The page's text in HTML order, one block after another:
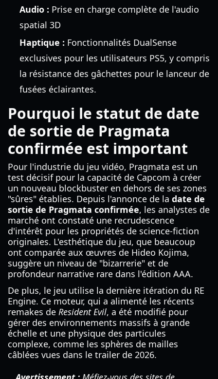
Audio : Prise en charge complète de l'audio
spatial 3D
Haptique : Fonctionnalités DualSense
exclusives pour les utilisateurs PS5, y compris
la résistance des gâchettes pour le lanceur de
fusées éclairantes.
Pourquoi le statut de date
de sortie de Pragmata
confirmée est important
Pour l'industrie du jeu vidéo, Pragmata est un
test décisif pour la capacité de Capcom à créer
un nouveau blockbuster en dehors de ses zones
"sûres" établies. Depuis l'annonce de la date de
sortie de Pragmata confirmée, les analystes de
marché ont constaté une recrudescence
d'intérêt pour les propriétés de science-fiction
originales. L'esthétique du jeu, que beaucoup
ont comparée aux œuvres de Hideo Kojima,
suggère un niveau de "bizarrerie" et de
profondeur narrative rare dans l'édition AAA.
De plus, le jeu utilise la dernière itération du RE
Engine. Ce moteur, qui a alimenté les récents
remakes de Resident Evil, a été modifié pour
gérer des environnements massifs à grande
échelle et une physique des particules
complexe, comme les sphères de mailles
câblées vues dans le trailer de 2026.